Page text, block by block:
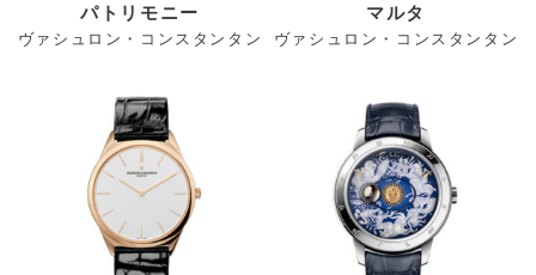
パトリモニー
ヴァシュロン・コンスタンタン
マルタ
ヴァシュロン・コンスタンタン